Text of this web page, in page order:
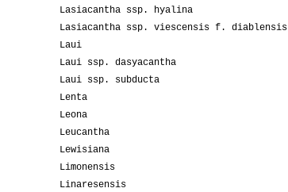
Lasiacantha ssp. hyalina
Lasiacantha ssp. viescensis f. diablensis
Laui
Laui ssp. dasyacantha
Laui ssp. subducta
Lenta
Leona
Leucantha
Lewisiana
Limonensis
Linaresensis